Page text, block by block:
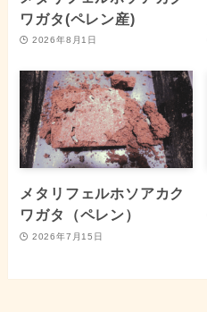
ワガタ(ペレン産)
2026年8月1日
メタリフェルホソアカク
ワガタ（ペレン）
2026年7月15日